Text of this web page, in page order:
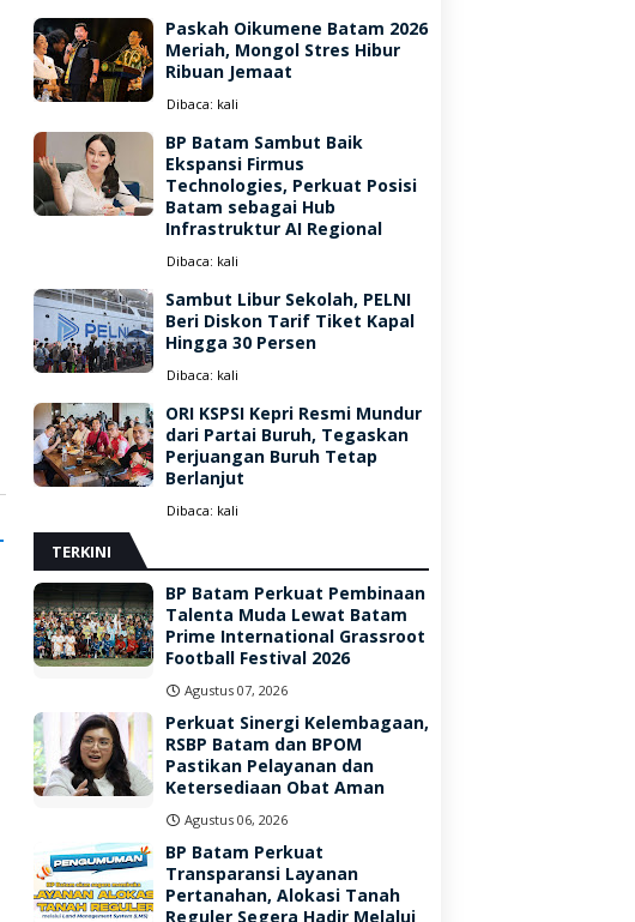
Paskah Oikumene Batam 2026
Meriah, Mongol Stres Hibur
Ribuan Jemaat
Dibaca: kali
BP Batam Sambut Baik
Ekspansi Firmus
Technologies, Perkuat Posisi
Batam sebagai Hub
Infrastruktur AI Regional
Dibaca: kali
Sambut Libur Sekolah, PELNI
Beri Diskon Tarif Tiket Kapal
Hingga 30 Persen
Dibaca: kali
ORI KSPSI Kepri Resmi Mundur
dari Partai Buruh, Tegaskan
Perjuangan Buruh Tetap
Berlanjut
Dibaca: kali
TERKINI
BP Batam Perkuat Pembinaan
Talenta Muda Lewat Batam
Prime International Grassroot
Football Festival 2026
Agustus 07, 2026
Perkuat Sinergi Kelembagaan,
RSBP Batam dan BPOM
Pastikan Pelayanan dan
Ketersediaan Obat Aman
Agustus 06, 2026
BP Batam Perkuat
Transparansi Layanan
Pertanahan, Alokasi Tanah
Reguler Segera Hadir Melalui